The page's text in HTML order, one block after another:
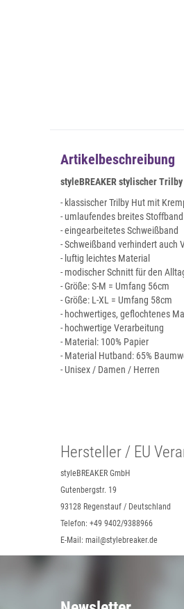
Artikelbeschreibung
styleBREAKER stylischer
- klassischer Trilby Hut mit
- umlaufendes breites
- eingearbeitetes Schweißband
- Schweißband verhindert auch
- luftig leichtes Material
- modischer Schnitt für den
- Größe: S-M = Umfang 56cm
- Größe: L-XL = Umfang 58cm
- hochwertiges, geflochtenes
- hochwertige Verarbeitung
- Material: 100% Papier
- Material Hutband: 65%
- Unisex / Damen / Herren
Hersteller / EU
styleBREAKER GmbH
Gutenbergstr. 19
93128 Regenstauf / Deutschland
Telefon: +49 9402/9388966
E-Mail: mail@stylebreaker.de